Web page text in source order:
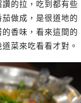
的拉，吃到都有些
做成，是很道地的
香味，看來這間的
菜來吃看看才對。